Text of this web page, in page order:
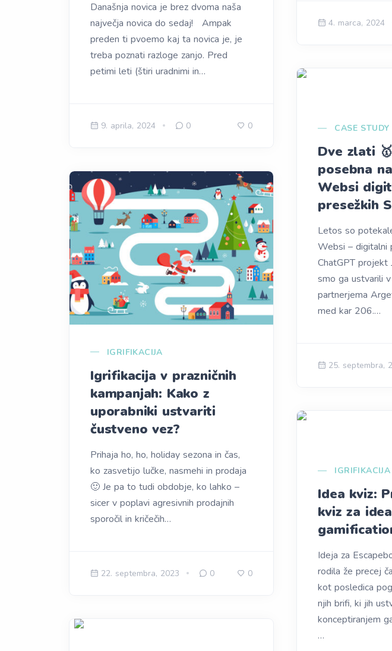
Današnja novica je brez dvoma naša
največja novica do sedaj! Ampak
preden ti pvoemo kaj ta novica je, je
treba poznati razloge zanjo. Pred
petimi leti (štiri uradnimi in…
9. aprila, 2024 0 0
4. marca, 2024
CASE STUDY
Dve zlati
posebna
Websi
presežkih
Letos so
Websi – digitalni
ChatGPT projekt
smo ga ustvarili
partnerjema
med kar 206.…
25. septembra,
IGRIFIKACIJA
Igrifikacija v prazničnih
kampanjah: Kako z
uporabniki ustvariti
čustveno vez?
Prihaja ho, ho, holiday sezona in čas,
ko zasvetijo lučke, nasmehi in prodaja
🙂 Je pa to tudi obdobje, ko lahko –
sicer v poplavi agresivnih prodajnih
sporočil in kričečih…
22. septembra, 2023 0 0
IGRIFIKACIJA
Idea kviz:
kviz za
Ideja za
rodila že precej
kot posledica
njih brifi, ki jih
konceptiranjem
…